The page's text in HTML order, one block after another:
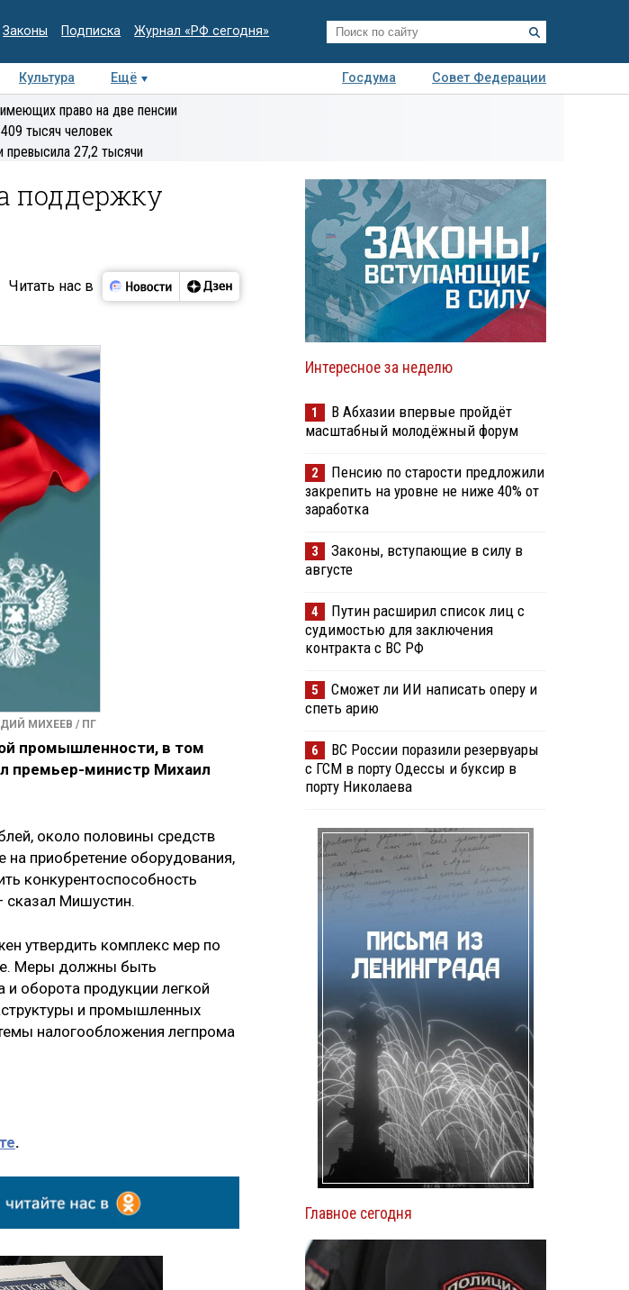
Законы Подписка Журнал «РФ сегодня»
Культура Ещё Госдума
Совет Федерации
Колумнисты
Деловая
право на две пенсии
тысяч человек
превысила 27,2 тысячи
поддержку
Читать нас в
МИХЕЕВ / ПГ
промышленности, в том
премьер-министр Михаил
около половины средств
на приобретение оборудования,
конкурентоспособность
сказал Мишустин.
утвердить комплекс мер по
Меры должны быть
оборота продукции легкой
и промышленных
налогообложения легпрома
.
Интересное за неделю
1
В Абхазии впервые пройдёт
масштабный молодёжный форум
2
Пенсию по старости предложили
закрепить на уровне не ниже 40% от
заработка
3
Законы, вступающие в силу в
августе
4
Путин расширил список лиц с
судимостью для заключения
контракта с ВС РФ
5
Сможет ли ИИ написать оперу и
спеть арию
6
ВС России поразили резервуары
с ГСМ в порту Одессы и буксир в
порту Николаева
Главное сегодня